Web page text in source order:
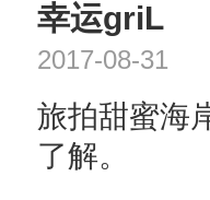
幸运griL
2017-08-31
旅拍甜蜜海
了解。